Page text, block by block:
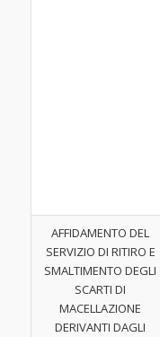
AFFIDAMENTO DEL
SERVIZIO DI RITIRO E
SMALTIMENTO DEGLI
SCARTI DI
MACELLAZIONE
DERIVANTI DAGLI